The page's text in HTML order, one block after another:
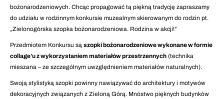
bożonarodzeniowych. Chcąc propagować tą piękną tradycję zapraszamy
do udziału w rodzinnym konkursie muzealnym skierowanym do rodzin pt.
„Zielonogórska szopka bożonarodzeniowa. Rodzina w akcji!”
Przedmiotem Konkursu są szopki bożonarodzeniowe wykonane w formie
collage’u z wykorzystaniem materiałów przestrzennych (technika
mieszana – ze szczególnym uwzględnieniem materiałów naturalnych).
Swoją stylistyką szopki powinny nawiązywać do architektury i motywów
dekoracyjnych związanych z Zieloną Górą. Mnóstwo pięknych budynków